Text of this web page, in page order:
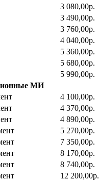
3 080,00р.
3 490,00р.
3 760,00р.
4 040,00р.
5 360,00р.
5 680,00р.
5 990,00р.
МИ
4 100,00р.
4 370,00р.
4 890,00р.
5 270,00р.
7 350,00р.
8 170,00р.
8 740,00р.
12 200,00р.